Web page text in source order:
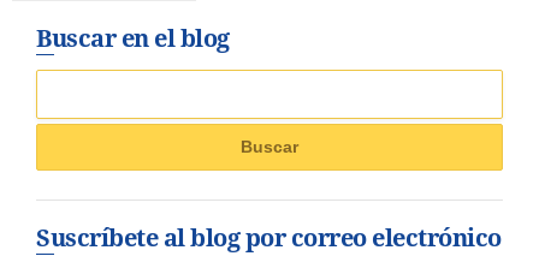
Buscar en el blog
Suscríbete al blog por correo electrónico